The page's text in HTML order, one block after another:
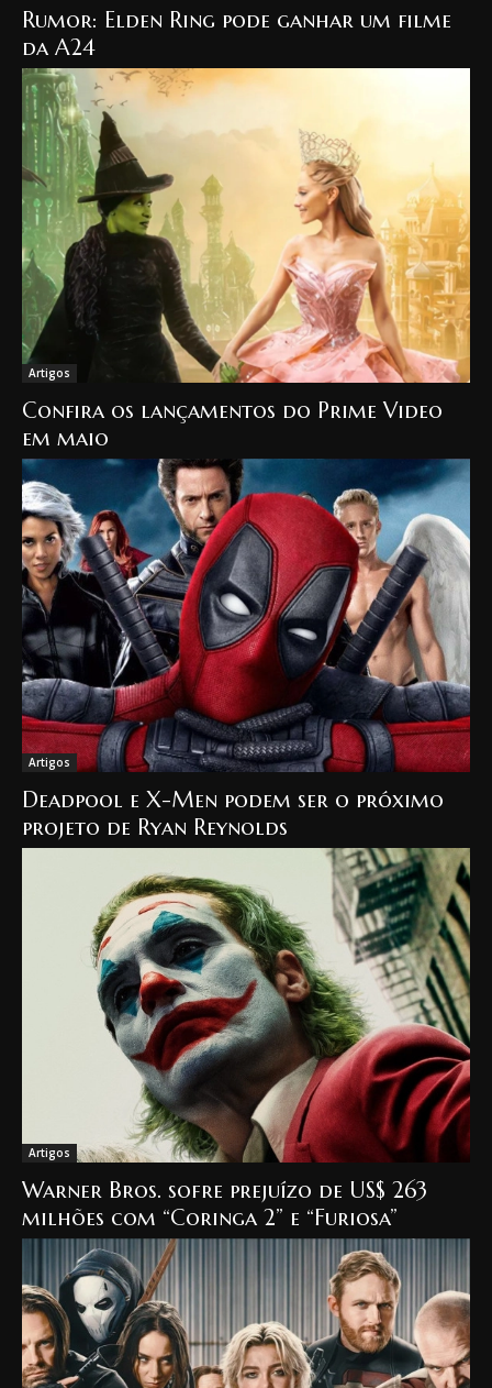
Rumor: Elden Ring pode ganhar um filme
da A24
Artigos
Confira os lançamentos do Prime Video
em maio
Artigos
Deadpool e X-Men podem ser o próximo
projeto de Ryan Reynolds
Artigos
Warner Bros. sofre prejuízo de US$ 263
milhões com “Coringa 2” e “Furiosa”